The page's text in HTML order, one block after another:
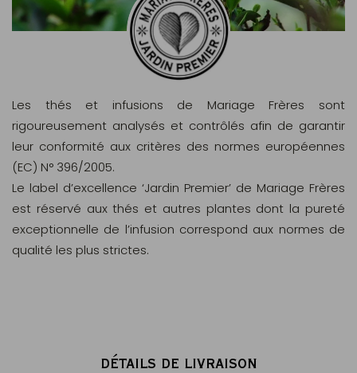
Les thés et infusions de Mariage Frères sont
rigoureusement analysés et contrôlés afin de garantir
leur conformité aux critères des normes européennes
(EC) N° 396/2005.
Le label d’excellence ‘Jardin Premier’ de Mariage Frères
est réservé aux thés et autres plantes dont la pureté
exceptionnelle de l’infusion correspond aux normes de
qualité les plus strictes.
DÉTAILS DE LIVRAISON